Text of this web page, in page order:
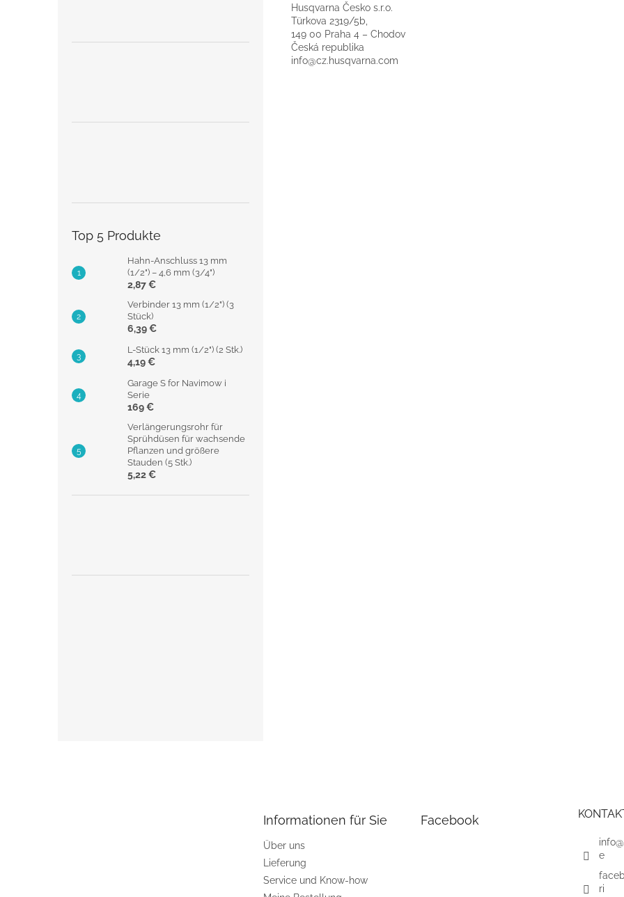
Top 5 Produkte
Hahn-Anschluss 13 mm
(1/2") – 4,6 mm (3/4")
2,87 €
Verbinder 13 mm (1/2") (3
Stück)
6,39 €
L-Stück 13 mm (1/2") (2 Stk.)
4,19 €
Garage S for Navimow i
Serie
169 €
Verlängerungsrohr für
Sprühdüsen für wachsende
Pflanzen und größere
Stauden (5 Stk.)
5,22 €
Husqvarna Česko s.r.o.
Türkova 2319/5b,
149 00 Praha 4 – Chodov
Česká republika
info@cz.husqvarna.com
Informationen für Sie
Über uns
Lieferung
Service und Know-how
Facebook
e
ri